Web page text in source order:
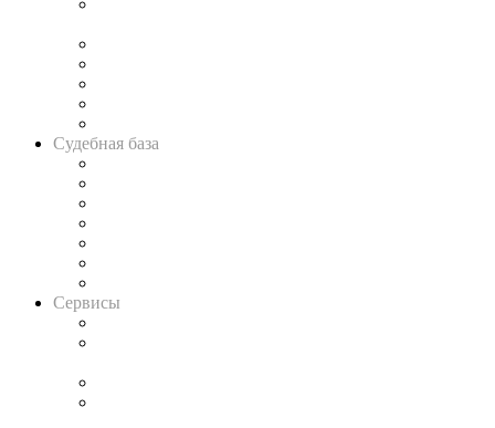
Судебная база
Сервисы